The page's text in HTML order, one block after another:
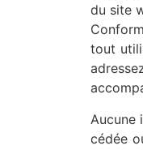
du site
tout
Aucune
cédée